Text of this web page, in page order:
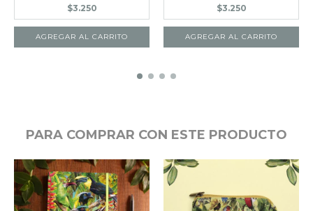
$3.250
$3.250
PARA COMPRAR CON ESTE PRODUCTO